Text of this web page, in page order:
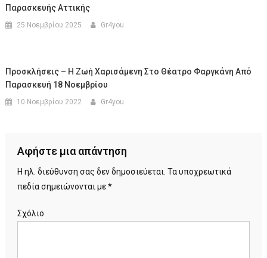
Παρασκευής Αττικής
25 Νοεμβρίου 2025 Gr4you
Προσκλήσεις – Η Ζωή Χαρισάμενη Στο Θέατρο Φαργκάνη Από
Παρασκευή 18 Νοεμβρίου
10 Νοεμβρίου 2022 Gr4you
Αφήστε μια απάντηση
Η ηλ. διεύθυνση σας δεν δημοσιεύεται. Τα υποχρεωτικά
πεδία σημειώνονται με*
Σχόλιο